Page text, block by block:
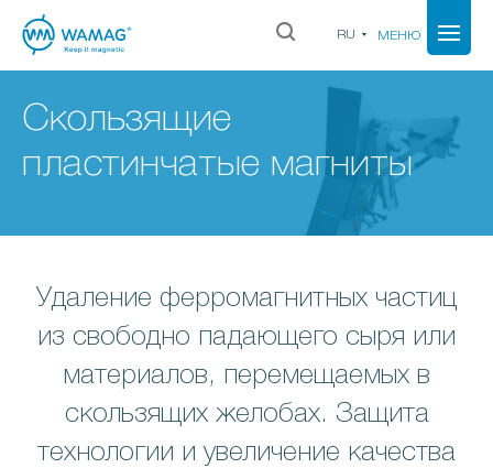
RU МЕНЮ
Скользящие
пластинчатые магниты
Удаление ферромагнитных частиц
из свободно падающего сыря или
материалов, перемещаемых в
скользящих желобах. Защита
технологии и увеличение качества